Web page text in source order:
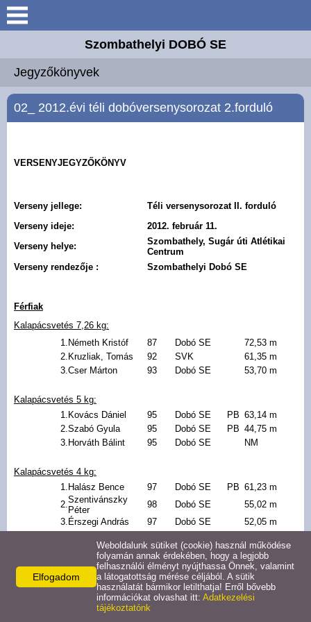
Keresés
Elérhetőségek
Oktatóanyagok
Jegyzőkönyvek
Galéria
Szombathelyi DOBÓ SE
Jegyzőkönyvek
02_ 2012.évi téli dobóversenysorozat 2.forduló
VERSENYJEGYZŐKÖNYV
Verseny jellege:
Téli versenysorozat II. forduló
Verseny ideje:
2012. február 11.
Verseny helye:
Szombathely, Sugár úti Atlétikai
Centrum
Verseny rendezője :
Szombathelyi Dobó SE
Férfiak
Kalapácsvetés 7,26 kg:
1. Németh Kristóf 87 Dobó SE
72,53 m
2. Kruzliak, Tomás 92 SVK
61,35 m
3.Cser Márton 93 Dobó SE 53,70 m
Kalapácsvetés 5 kg:
1. Kovács Dániel 95 Dobó SE PB 63,14 m
2.Szabó Gyula 95 Dobó SE PB 44,75 m
3. Horváth Bálint 95 Dobó SE NM
Kalapácsvetés 4 kg:
1. Halász Bence 97 Dobó SE PB 61,23 m
2.Szentivánszky
Péter
98 Dobó SE
55,02 m
3. Érszegi András 97 Dobó SE
52,05 m
Rába Dániel 98 Dobó SE 46,62 m
Kalapácsvetés 3 kg:
Antal Ármin 99 Dobó SE PB 38,79 m
Jagodics Kristóf 99
Elfogadom
Weboldalunk sütiket (cookie) használ működése
folyamán annak érdekében, hogy a legjobb
felhasználói élményt nyújthassa Önnek, valamint
a látogatottság mérése céljából. A sütik
használatát bármikor letilthatja! Erről bővebb
információkat olvashat itt: Adatkezelési
tájékoztatónk